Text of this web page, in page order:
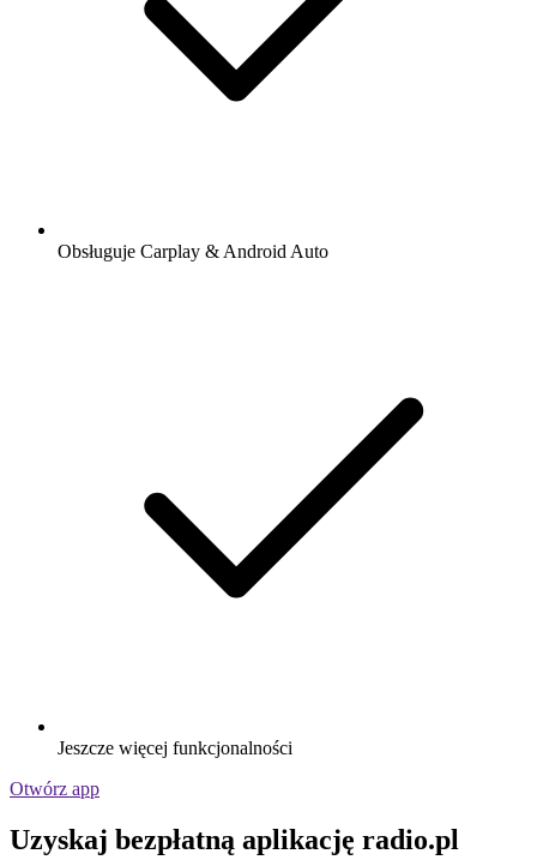
Obsługuje Carplay & Android Auto
Jeszcze więcej funkcjonalności
Otwórz app
Uzyskaj bezpłatną aplikację radio.pl